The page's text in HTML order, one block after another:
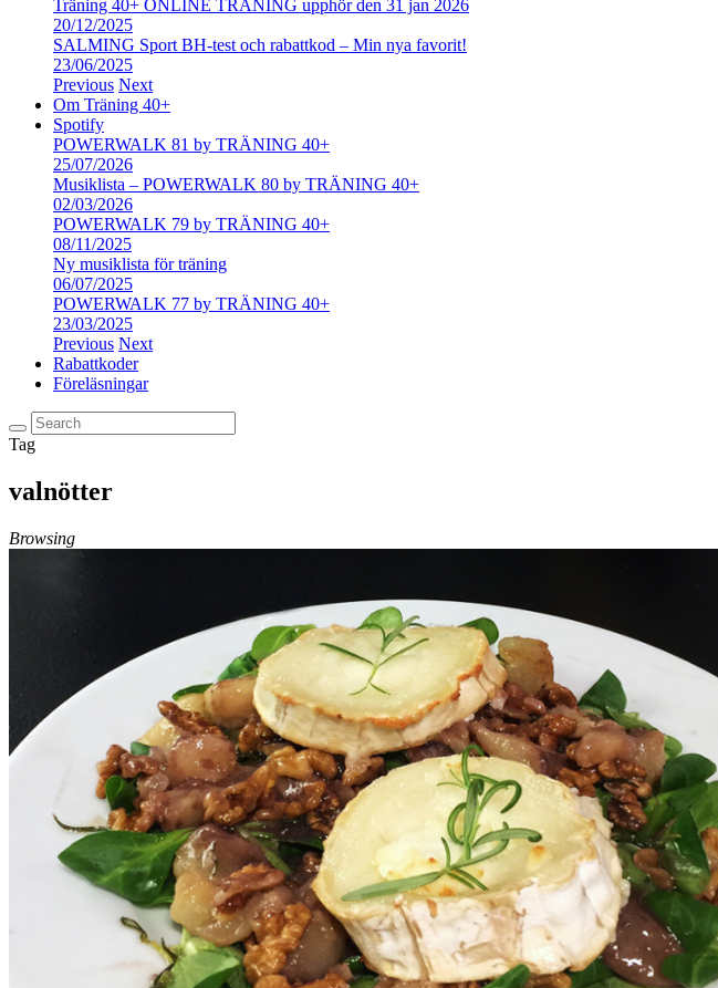
Träning 40+ ONLINE TRÄNING upphör den 31 jan 2026
20/12/2025
SALMING Sport BH-test och rabattkod – Min nya favorit!
23/06/2025
Previous Next
Om Träning 40+
Spotify
POWERWALK 81 by TRÄNING 40+
25/07/2026
Musiklista – POWERWALK 80 by TRÄNING 40+
02/03/2026
POWERWALK 79 by TRÄNING 40+
08/11/2025
Ny musiklista för träning
06/07/2025
POWERWALK 77 by TRÄNING 40+
23/03/2025
Previous Next
Rabattkoder
Föreläsningar
Tag
valnötter
Browsing